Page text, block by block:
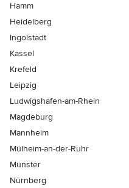
Hamm
Heidelberg
Ingolstadt
Kassel
Krefeld
Leipzig
Ludwigshafen-am-Rhein
Magdeburg
Mannheim
Mülheim-an-der-Ruhr
Münster
Nürnberg